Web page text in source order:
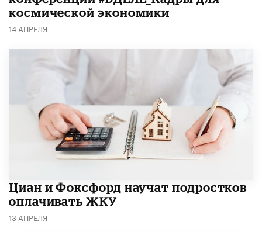
космической экономики
14 АПРЕЛЯ
Циан и Фоксфорд научат подростков
оплачивать ЖКУ
13 АПРЕЛЯ